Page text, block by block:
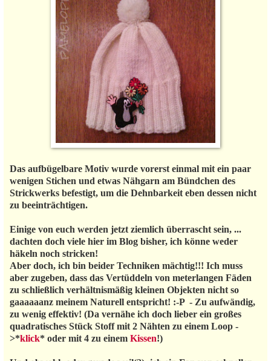
Das aufbügelbare Motiv wurde vorerst einmal mit ein paar
wenigen Stichen und etwas Nähgarn am Bündchen des
Strickwerks befestigt, um die Dehnbarkeit eben dessen nicht
zu beeinträchtigen.
Einige von euch werden jetzt ziemlich überrascht sein, ...
dachten doch viele hier im Blog bisher, ich könne weder
häkeln noch stricken!
Aber doch, ich bin beider Techniken mächtig!!! Ich muss
aber zugeben, dass das Vertüddeln von meterlangen Fäden
zu schließlich verhältnismäßig kleinen Objekten nicht so
gaaaaaanz meinem Naturell entspricht! :-P - Zu aufwändig,
zu wenig effektiv! (Da vernähe ich doch lieber ein großes
quadratisches Stück Stoff mit 2 Nähten zu einem Loop -
>*klick* oder mit 4 zu einem Kissen!)